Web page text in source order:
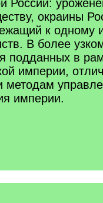
России:
окраины
к одному
В более
подданных в
империи,
методам
империи.